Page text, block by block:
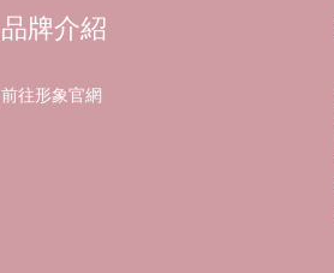
品牌介紹
前往形象官網